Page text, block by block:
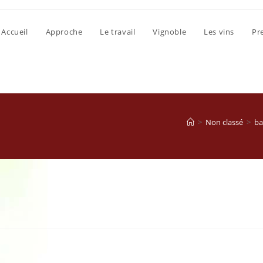
Accueil Approche Le travail Vignoble Les vins
> Non classé >